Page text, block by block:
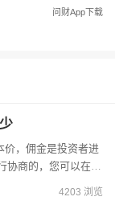
问财App下载
协商的，您可以在开
经理为您调节好...
4203 浏览